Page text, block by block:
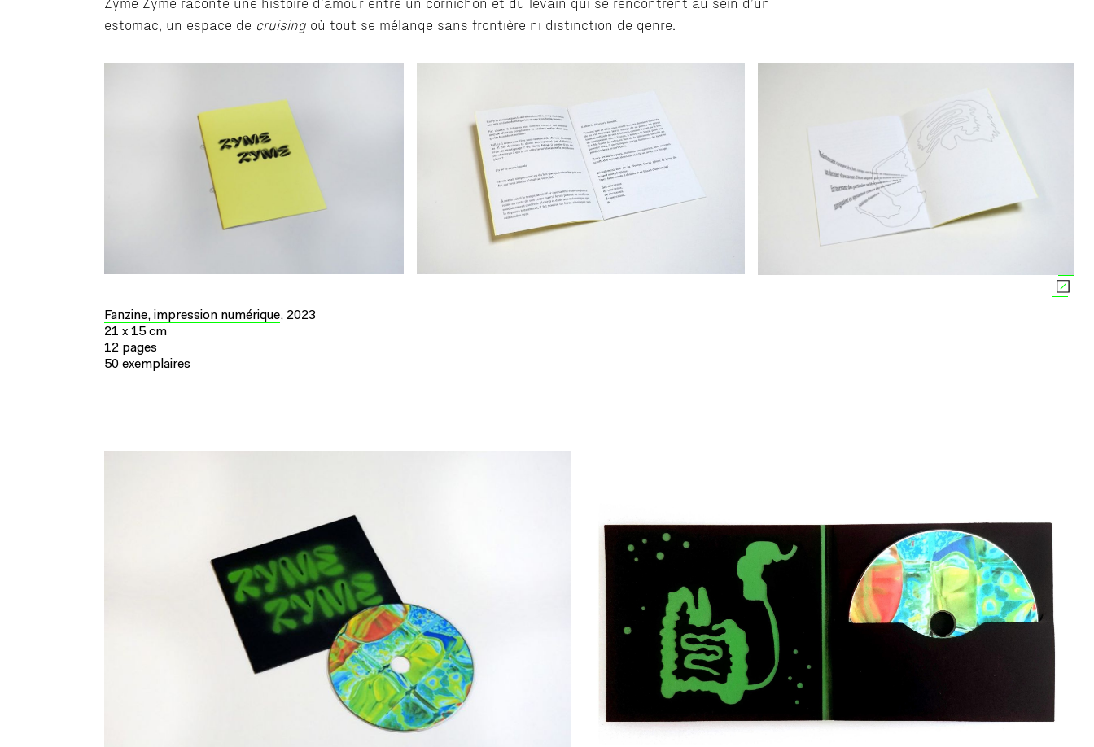
estomac, un espace de cruising où tout se mélange sans frontière ni distinction de genre.
Fanzine, impression numérique, 2023
21 x 15 cm
12 pages
50 exemplaires